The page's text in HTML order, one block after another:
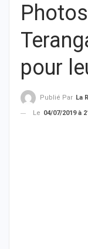
pour
Publié Par La
Le 04/07/2019 à